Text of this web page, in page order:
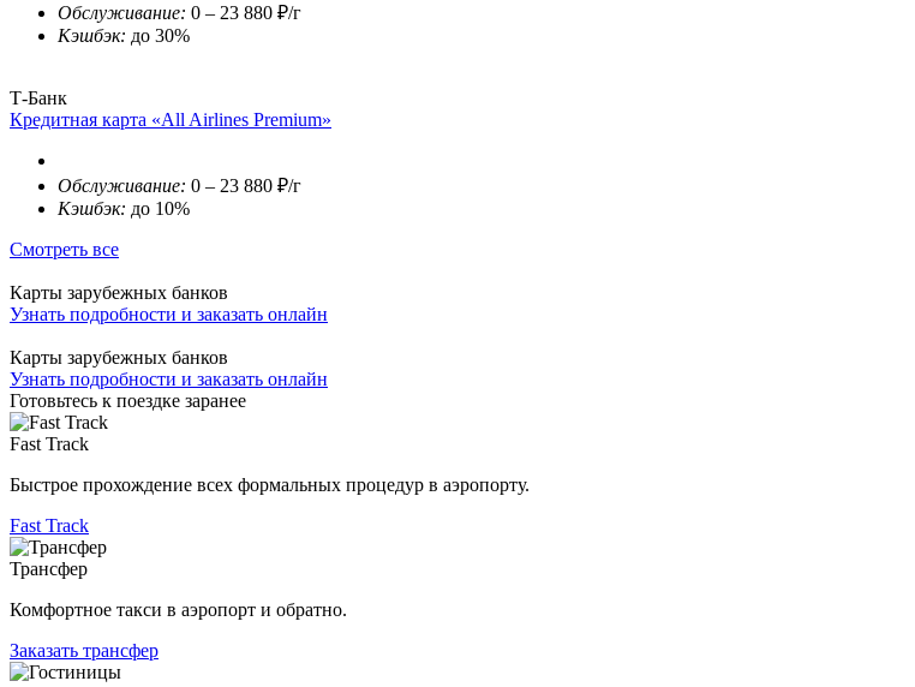
Обслуживание: 0 – 23 880 ₽/г
Кэшбэк: до 30%
Т-Банк
Кредитная карта «All Airlines Premium»
Обслуживание: 0 – 23 880 ₽/г
Кэшбэк: до 10%
Смотреть все
Карты зарубежных банков
Узнать подробности и заказать онлайн
Карты зарубежных банков
Узнать подробности и заказать онлайн
Готовьтесь к поездке заранее
Fast Track
Быстрое прохождение всех формальных процедур в аэропорту.
Fast Track
Трансфер
Комфортное такси в аэропорт и обратно.
Заказать трансфер